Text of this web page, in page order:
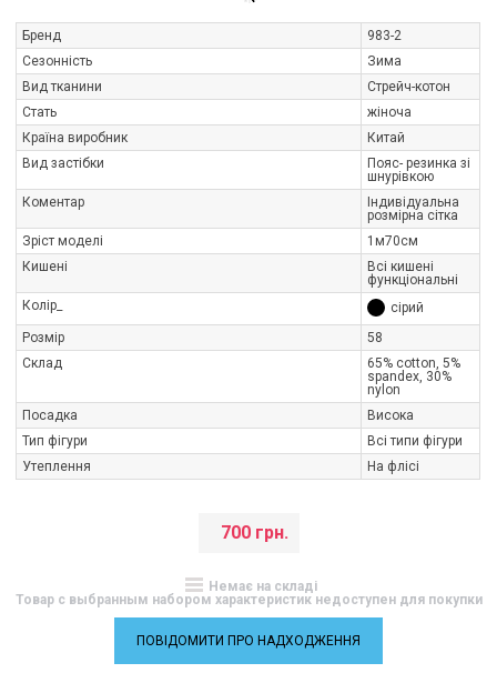
Бренд
983-2
Сезонність
Зима
Вид тканини
Стрейч-котон
Стать
жіноча
Країна виробник
Китай
Вид застібки
Пояс- резинка зі
шнурівкою
Коментар
Індивідуальна
розмірна сітка
Зріст моделі
1м70см
Кишені
Всі кишені
функціональні
Колір_
сірий
Розмір
58
Склад
65% cotton, 5%
spandex, 30%
nylon
Посадка
Висока
Тип фігури
Всі типи фігури
Утеплення
На флісі
700 грн.
Немає на складі
Товар с выбранным набором характеристик недоступен для покупки
ПОВІДОМИТИ ПРО НАДХОДЖЕННЯ